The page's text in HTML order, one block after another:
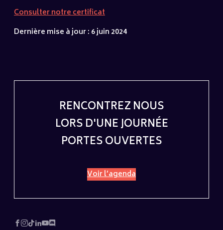
Consulter notre certificat
Dernière mise à jour : 6 juin 2024
RENCONTREZ NOUS
LORS D'UNE JOURNÉE
PORTES OUVERTES
Voir l’agenda